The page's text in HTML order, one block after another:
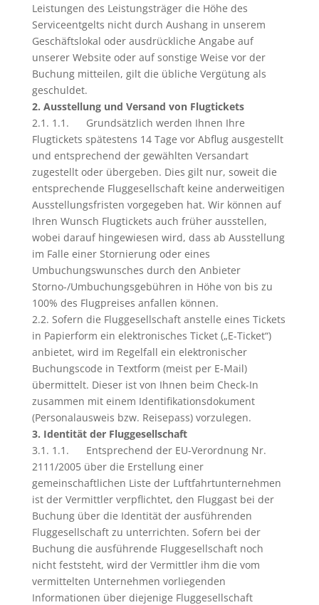
Leistungen des Leistungsträger die Höhe des
Serviceentgelts nicht durch Aushang in unserem
Geschäftslokal oder ausdrückliche Angabe auf
unserer Website oder auf sonstige Weise vor der
Buchung mitteilen, gilt die übliche Vergütung als
geschuldet.
2. Ausstellung und Versand von Flugtickets
2.1. 1.1. Grundsätzlich werden Ihnen Ihre
Flugtickets spätestens 14 Tage vor Abflug ausgestellt
und entsprechend der gewählten Versandart
zugestellt oder übergeben. Dies gilt nur, soweit die
entsprechende Fluggesellschaft keine anderweitigen
Ausstellungsfristen vorgegeben hat. Wir können auf
Ihren Wunsch Flugtickets auch früher ausstellen,
wobei darauf hingewiesen wird, dass ab Ausstellung
im Falle einer Stornierung oder eines
Umbuchungswunsches durch den Anbieter
Storno-/Umbuchungsgebühren in Höhe von bis zu
100% des Flugpreises anfallen können.
2.2. Sofern die Fluggesellschaft anstelle eines Tickets
in Papierform ein elektronisches Ticket („E-Ticket“)
anbietet, wird im Regelfall ein elektronischer
Buchungscode in Textform (meist per E-Mail)
übermittelt. Dieser ist von Ihnen beim Check-In
zusammen mit einem Identifikationsdokument
(Personalausweis bzw. Reisepass) vorzulegen.
3. Identität der Fluggesellschaft
3.1. 1.1. Entsprechend der EU-Verordnung Nr.
2111/2005 über die Erstellung einer
gemeinschaftlichen Liste der Luftfahrtunternehmen
ist der Vermittler verpflichtet, den Fluggast bei der
Buchung über die Identität der ausführenden
Fluggesellschaft zu unterrichten. Sofern bei der
Buchung die ausführende Fluggesellschaft noch
nicht feststeht, wird der Vermittler ihm die vom
vermittelten Unternehmen vorliegenden
Informationen über diejenige Fluggesellschaft